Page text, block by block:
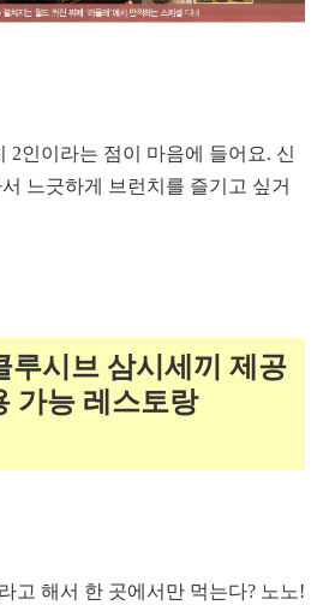
2인이라는 점이 마음에 들어요. 신
느긋하게 브런치를 즐기고 싶거
루시브 삼시세끼 제공
가능 레스토랑
고 해서 한 곳에서만 먹는다? 노노!